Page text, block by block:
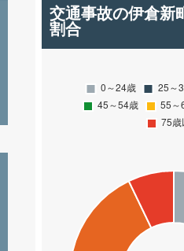
交通事故の伊倉新
割合